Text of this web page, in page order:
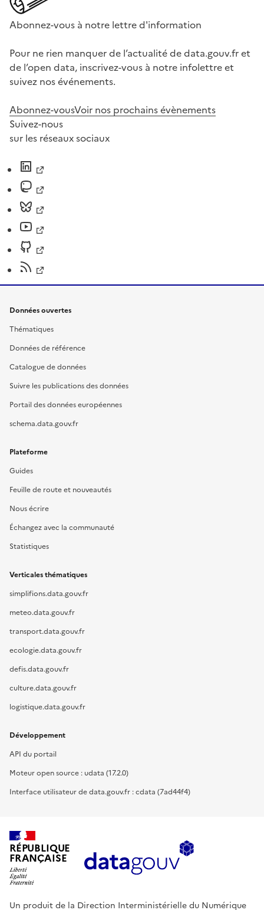
Abonnez-vous à notre lettre d'information
Pour ne rien manquer de l’actualité de data.gouv.fr et
de l’open data, inscrivez-vous à notre infolettre et
suivez nos événements.
Abonnez-vousVoir nos prochains évènements
Suivez-nous
sur les réseaux sociaux
Données ouvertes
Thématiques
Données de référence
Catalogue de données
Suivre les publications des données
Portail des données européennes
schema.data.gouv.fr
Plateforme
Guides
Feuille de route et nouveautés
Nous écrire
Échangez avec la communauté
Statistiques
Verticales thématiques
simplifions.data.gouv.fr
meteo.data.gouv.fr
transport.data.gouv.fr
ecologie.data.gouv.fr
defis.data.gouv.fr
culture.data.gouv.fr
logistique.data.gouv.fr
Développement
API du portail
Moteur open source : udata (17.2.0)
Interface utilisateur de data.gouv.fr : cdata (7ad44f4)
RÉPUBLIQUE
FRANÇAISE
Un produit de la Direction Interministérielle du Numérique